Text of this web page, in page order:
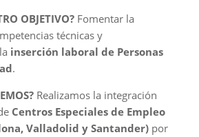
OBJETIVO? Fomentar la
técnicas y
inserción laboral de Personas
.
Realizamos la integración
Centros Especiales de Empleo
Valladolid y Santander) por